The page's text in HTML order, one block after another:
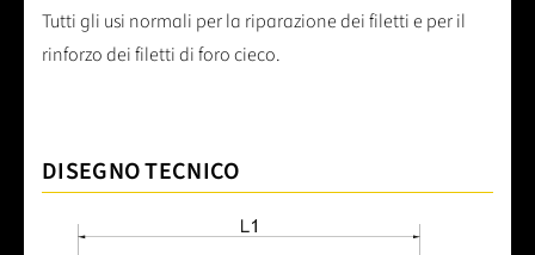
Tutti gli usi normali per la riparazione dei filetti e per il
rinforzo dei filetti di foro cieco.
DISEGNO TECNICO